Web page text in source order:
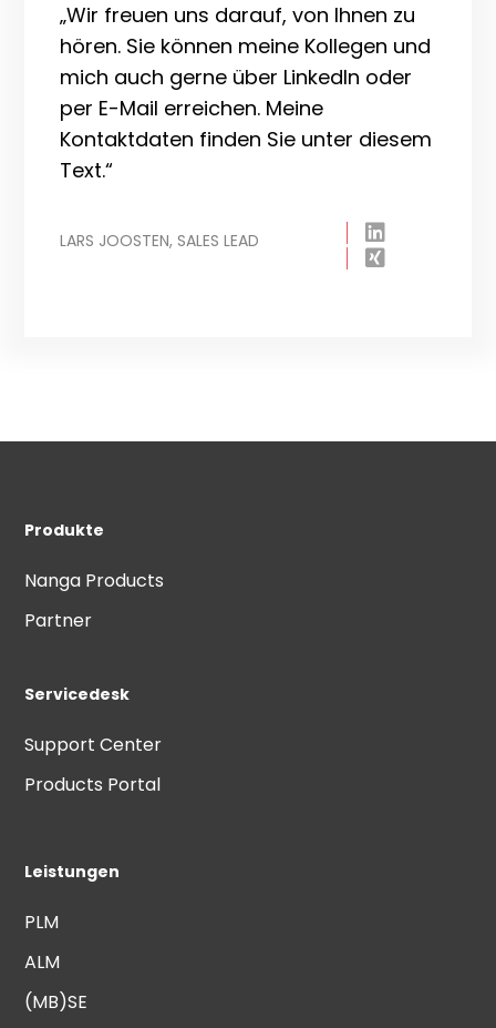
„Wir freuen uns darauf, von Ihnen zu
hören. Sie können meine Kollegen und
mich auch gerne über LinkedIn oder
per E-Mail erreichen. Meine
Kontaktdaten finden Sie unter diesem
Text.“
LARS JOOSTEN, SALES LEAD
Produkte
Nanga Products
Partner
Servicedesk
Support Center
Products Portal
Leistungen
PLM
ALM
(MB)SE